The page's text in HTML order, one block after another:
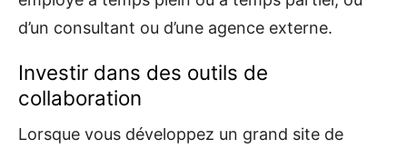
d’un consultant ou d’une agence externe.
Investir dans des outils de
collaboration
Lorsque vous développez un grand site de